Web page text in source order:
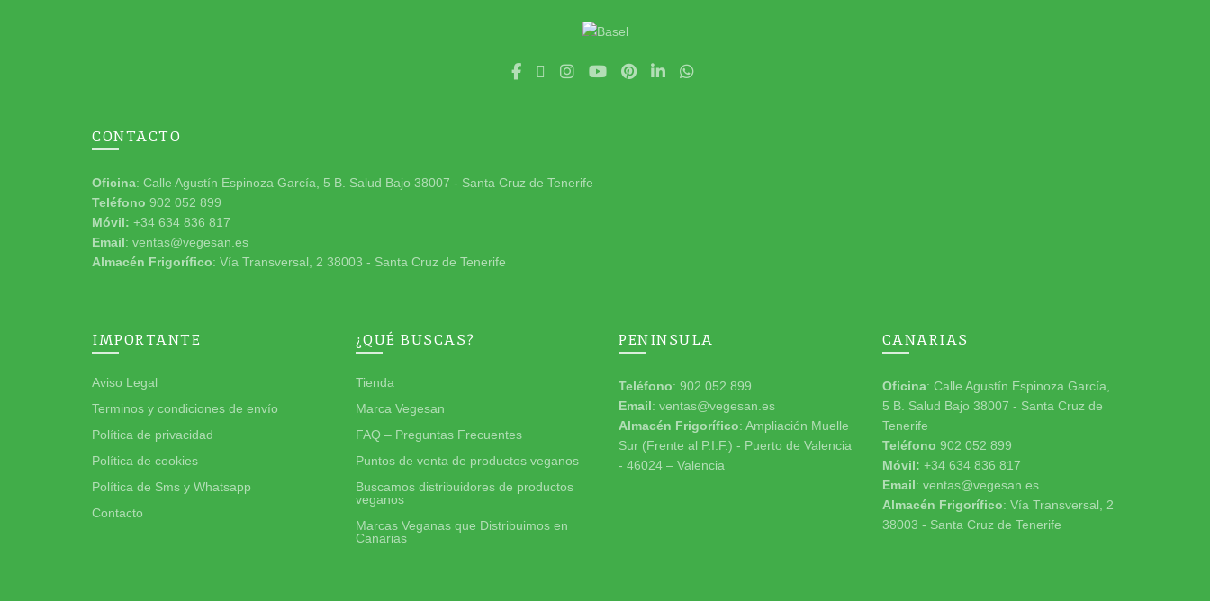
CONTACTO
Oficina: Calle Agustín Espinoza García, 5 B. Salud Bajo 38007 - Santa Cruz de Tenerife
Teléfono 902 052 899
Móvil: +34 634 836 817
Email: ventas@vegesan.es
Almacén Frigorífico: Vía Transversal, 2 38003 - Santa Cruz de Tenerife
IMPORTANTE
Aviso Legal
Terminos y condiciones de envío
Política de privacidad
Política de cookies
Política de Sms y Whatsapp
Contacto
¿QUÉ BUSCAS?
Tienda
Marca Vegesan
FAQ – Preguntas Frecuentes
Puntos de venta de productos veganos
Buscamos distribuidores de productos
veganos
Marcas Veganas que Distribuimos en
Canarias
PENINSULA
Teléfono: 902 052 899
Email: ventas@vegesan.es
Almacén Frigorífico: Ampliación Muelle
Sur (Frente al P.I.F.) - Puerto de Valencia
- 46024 – Valencia
CANARIAS
Oficina: Calle Agustín Espinoza García,
5 B. Salud Bajo 38007 - Santa Cruz de
Tenerife
Teléfono 902 052 899
Móvil: +34 634 836 817
Email: ventas@vegesan.es
Almacén Frigorífico: Vía Transversal, 2
38003 - Santa Cruz de Tenerife